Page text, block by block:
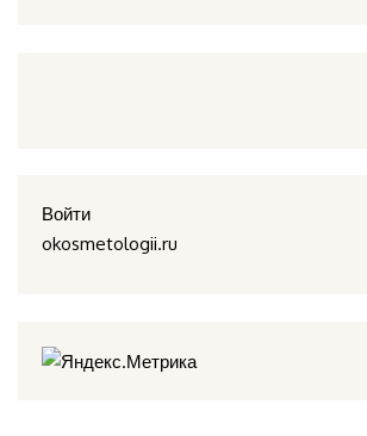
Войти
okosmetologii.ru